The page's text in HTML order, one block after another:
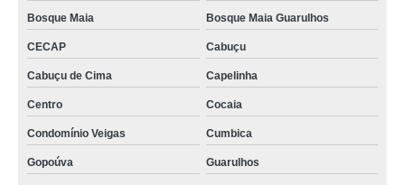
Bosque Maia Bosque Maia Guarulhos
CECAP Cabuçu
Cabuçu de Cima Capelinha
Centro Cocaia
Condomínio Veigas Cumbica
Gopoúva Guarulhos